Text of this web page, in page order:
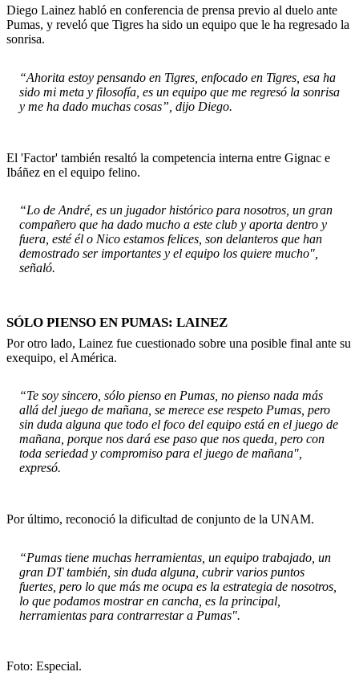
Diego Lainez habló en conferencia de prensa previo al duelo ante
Pumas, y reveló que Tigres ha sido un equipo que le ha regresado la
sonrisa.
“Ahorita estoy pensando en Tigres, enfocado en Tigres, esa ha
sido mi meta y filosofía, es un equipo que me regresó la sonrisa
y me ha dado muchas cosas”, dijo Diego.
El 'Factor' también resaltó la competencia interna entre Gignac e
Ibáñez en el equipo felino.
“Lo de André, es un jugador histórico para nosotros, un gran
compañero que ha dado mucho a este club y aporta dentro y
fuera, esté él o Nico estamos felices, son delanteros que han
demostrado ser importantes y el equipo los quiere mucho",
señaló.
SÓLO PIENSO EN PUMAS: LAINEZ
Por otro lado, Lainez fue cuestionado sobre una posible final ante su
exequipo, el América.
“Te soy sincero, sólo pienso en Pumas, no pienso nada más
allá del juego de mañana, se merece ese respeto Pumas, pero
sin duda alguna que todo el foco del equipo está en el juego de
mañana, porque nos dará ese paso que nos queda, pero con
toda seriedad y compromiso para el juego de mañana",
expresó.
Por último, reconoció la dificultad de conjunto de la UNAM.
“Pumas tiene muchas herramientas, un equipo trabajado, un
gran DT también, sin duda alguna, cubrir varios puntos
fuertes, pero lo que más me ocupa es la estrategia de nosotros,
lo que podamos mostrar en cancha, es la principal,
herramientas para contrarrestar a Pumas".
Foto: Especial.